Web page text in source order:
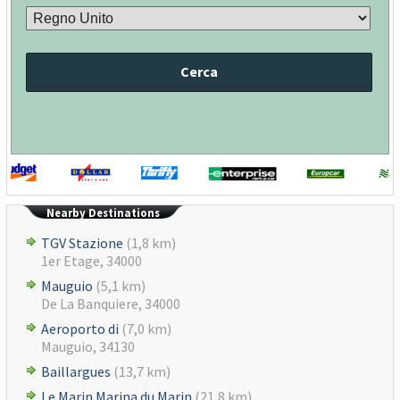
Cerca
Nearby Destinations
TGV Stazione (1,8 km)
1er Etage, 34000
Mauguio (5,1 km)
De La Banquiere, 34000
Aeroporto di (7,0 km)
Mauguio, 34130
Baillargues (13,7 km)
Le Marin Marina du Marin (21,8 km)